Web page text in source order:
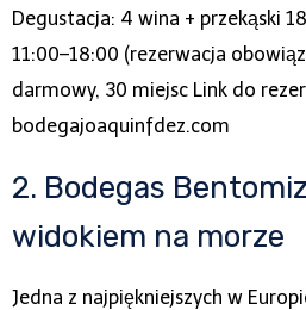
Degustacja: 4 wina + przekąski
11:00–18:00 (rezerwacja
darmowy, 30 miejsc Link do
bodegajoaquinfdez.com
2. Bodegas
widokiem na morze
Jedna z najpiękniejszych w